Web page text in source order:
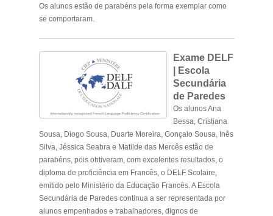
Os alunos estão de parabéns pela forma exemplar como
se comportaram.
Exame DELF
| Escola
Secundária
de Paredes
Os alunos Ana
Bessa, Cristiana
Sousa, Diogo Sousa, Duarte Moreira, Gonçalo Sousa, Inês
Silva, Jéssica Seabra e Matilde das Mercês estão de
parabéns, pois obtiveram, com excelentes resultados, o
diploma de proficiência em Francês, o DELF Scolaire,
emitido pelo Ministério da Educação Francês. A Escola
Secundária de Paredes continua a ser representada por
alunos empenhados e trabalhadores, dignos de